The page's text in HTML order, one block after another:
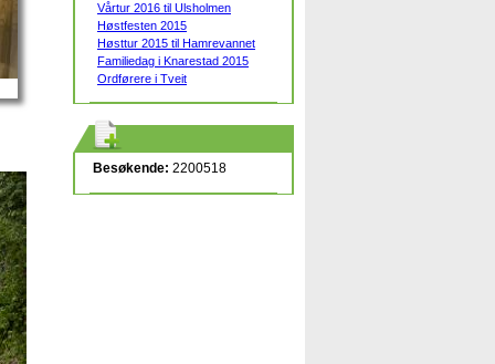
Vårtur 2016 til Ulsholmen
Høstfesten 2015
Høsttur 2015 til Hamrevannet
Familiedag i Knarestad 2015
Ordførere i Tveit
Besøkende: 2200518